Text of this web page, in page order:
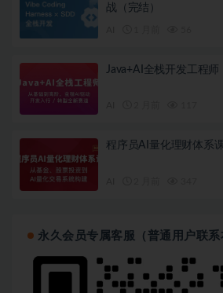
战（完结）
Java+AI全栈开发工程师
程序员AI量化理财体系
永久会员专属客服（普通用户联系